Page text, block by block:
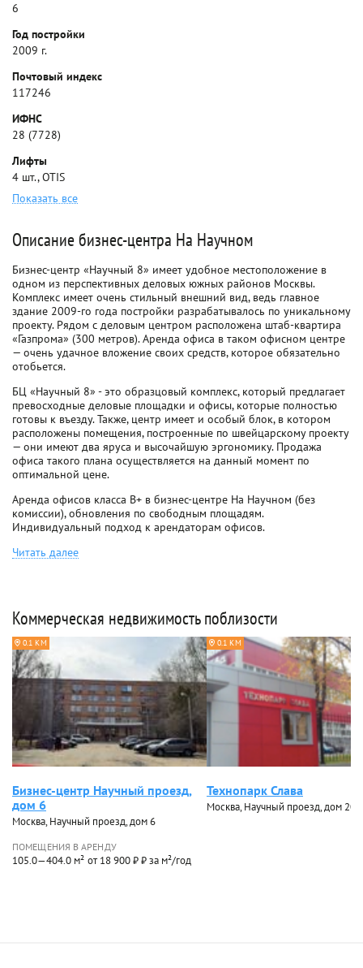
6
Год постройки
2009 г.
Почтовый индекс
117246
ИФНС
28 (7728)
Лифты
4 шт., OTIS
Показать все
Описание бизнес-центра На Научном
Бизнес-центр «Научный 8» имеет удобное местоположение в
одном из перспективных деловых южных районов Москвы.
Комплекс имеет очень стильный внешний вид, ведь главное
здание 2009-го года постройки разрабатывалось по уникальному
проекту. Рядом с деловым центром расположена штаб-квартира
«Газпрома» (300 метров). Аренда офиса в таком офисном центре
— очень удачное вложение своих средств, которое обязательно
отобьется.
БЦ «Научный 8» - это образцовый комплекс, который предлагает
превосходные деловые площадки и офисы, которые полностью
готовы к въезду. Также, центр имеет и особый блок, в котором
расположены помещения, построенные по швейцарскому проекту
— они имеют два яруса и высочайшую эргономику. Продажа
офиса такого плана осуществляется на данный момент по
оптимальной цене.
Аренда офисов класса B+ в бизнес-центре На Научном (без
комиссии), обновления по свободным площадям.
Индивидуальный подход к арендаторам офисов.
Читать далее
Коммерческая недвижимость поблизости
0.1 КМ
Бизнес-центр Научный проезд,
дом 6
Москва, Научный проезд, дом 6
ПОМЕЩЕНИЯ В АРЕНДУ
105.0—404.0 м² от 18 900 ₽ ₽ за м²/год
0.1 КМ
Технопарк Слава
Москва, Научный проезд, дом 20,